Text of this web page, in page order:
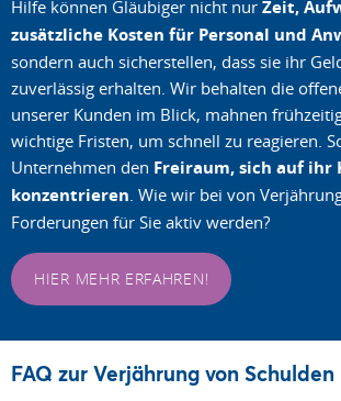
Hilfe können Gläubiger nicht nur Zeit,
zusätzliche Kosten für Personal und
sondern auch sicherstellen, dass sie ihr
zuverlässig erhalten. Wir behalten die
unserer Kunden im Blick, mahnen
wichtige Fristen, um schnell zu reagieren.
Unternehmen den Freiraum, sich auf ihr
konzentrieren . Wie wir bei von
Forderungen für Sie aktiv werden?
HIER MEHR ERFAHREN!
FAQ zur Verjährung von Schulden